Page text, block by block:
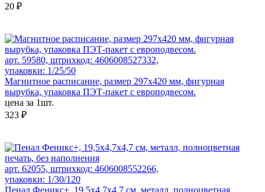
20 ₽
арт. 59580, штрихкод: 4606008527332,
упаковки: 1/25/50
Магнитное расписание, размер 297х420 мм, фигурная
вырубка, упаковка ПЭТ-пакет с европодвесом.
цена за 1шт.
323 ₽
арт. 62055, штрихкод: 4606008552266,
упаковки: 1/30/120